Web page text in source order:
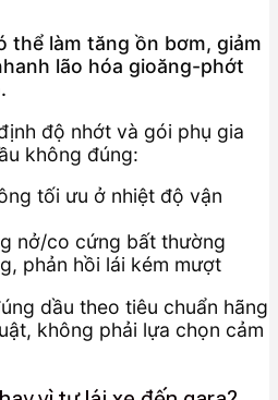
thể làm tăng ồn bơm, giảm
lão hóa gioăng-phớt
độ nhớt và gói phụ gia
không đúng:
tối ưu ở nhiệt độ vận
nở/co cứng bất thường
phản hồi lái kém mượt
dầu theo tiêu chuẩn hãng
không phải lựa chọn cảm